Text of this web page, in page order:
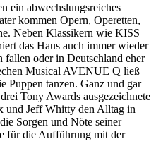
ein abwechslungsreiches
kommen Opern, Operetten,
Neben Klassikern wie KISS
das Haus auch immer wieder
fallen oder in Deutschland eher
Musical AVENUE Q ließ
Puppen tanzen. Ganz und gar
Tony Awards ausgezeichnete
und Jeff Whitty den Alltag in
Sorgen und Nöte seiner
für die Aufführung mit der